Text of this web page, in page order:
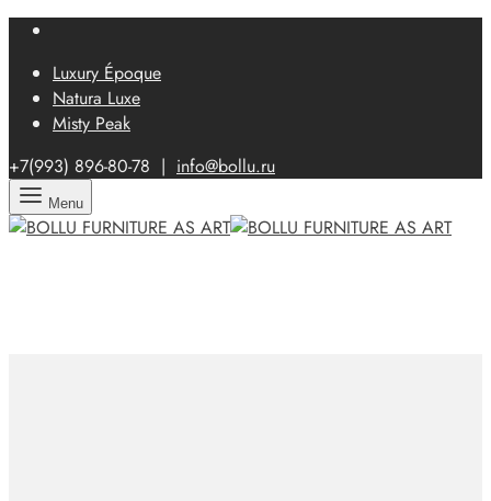
Luxury Époque
Natura Luxe
Misty Peak
+7(993) 896-80-78 | info@bollu.ru
Menu